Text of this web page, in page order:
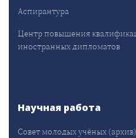
Аспирантура
Центр повышения
иностранных дипломатов
Научная работа
Совет молодых учёных (архив)